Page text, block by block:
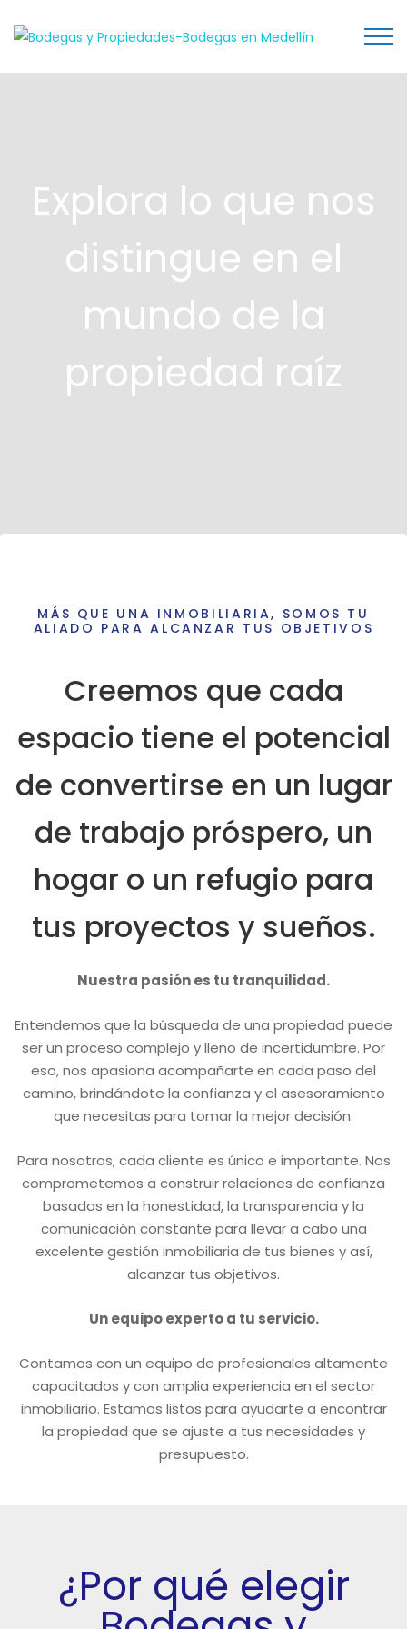
Explora lo que nos
distingue en el
mundo de la
propiedad raíz
MÁS QUE UNA INMOBILIARIA, SOMOS TU
ALIADO PARA ALCANZAR TUS OBJETIVOS
Creemos que cada
espacio tiene el potencial
de convertirse en un lugar
de trabajo próspero, un
hogar o un refugio para
tus proyectos y sueños.
Nuestra pasión es tu tranquilidad.
Entendemos que la búsqueda de una propiedad puede
ser un proceso complejo y lleno de incertidumbre. Por
eso, nos apasiona acompañarte en cada paso del
camino, brindándote la confianza y el asesoramiento
que necesitas para tomar la mejor decisión.
Para nosotros, cada cliente es único e importante. Nos
comprometemos a construir relaciones de confianza
basadas en la honestidad, la transparencia y la
comunicación constante para llevar a cabo una
excelente gestión inmobiliaria de tus bienes y así,
alcanzar tus objetivos.
Un equipo experto a tu servicio.
Contamos con un equipo de profesionales altamente
capacitados y con amplia experiencia en el sector
inmobiliario. Estamos listos para ayudarte a encontrar
la propiedad que se ajuste a tus necesidades y
presupuesto.
¿Por qué elegir